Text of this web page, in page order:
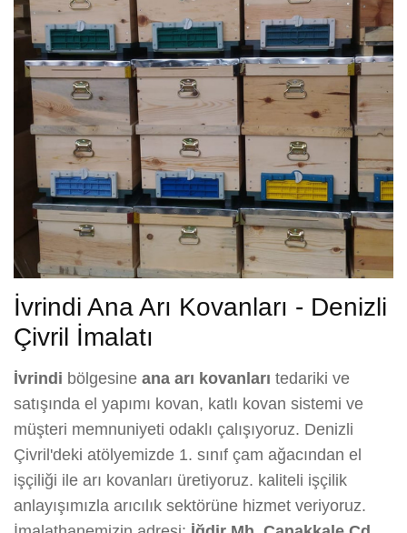
İvrindi Ana Arı Kovanları - Denizli
Çivril İmalatı
İvrindi bölgesine ana arı kovanları tedariki ve
satışında el yapımı kovan, katlı kovan sistemi ve
müşteri memnuniyeti odaklı çalışıyoruz. Denizli
Çivril'deki atölyemizde 1. sınıf çam ağacından el
işçiliği ile arı kovanları üretiyoruz. kaliteli işçilik
anlayışımızla arıcılık sektörüne hizmet veriyoruz.